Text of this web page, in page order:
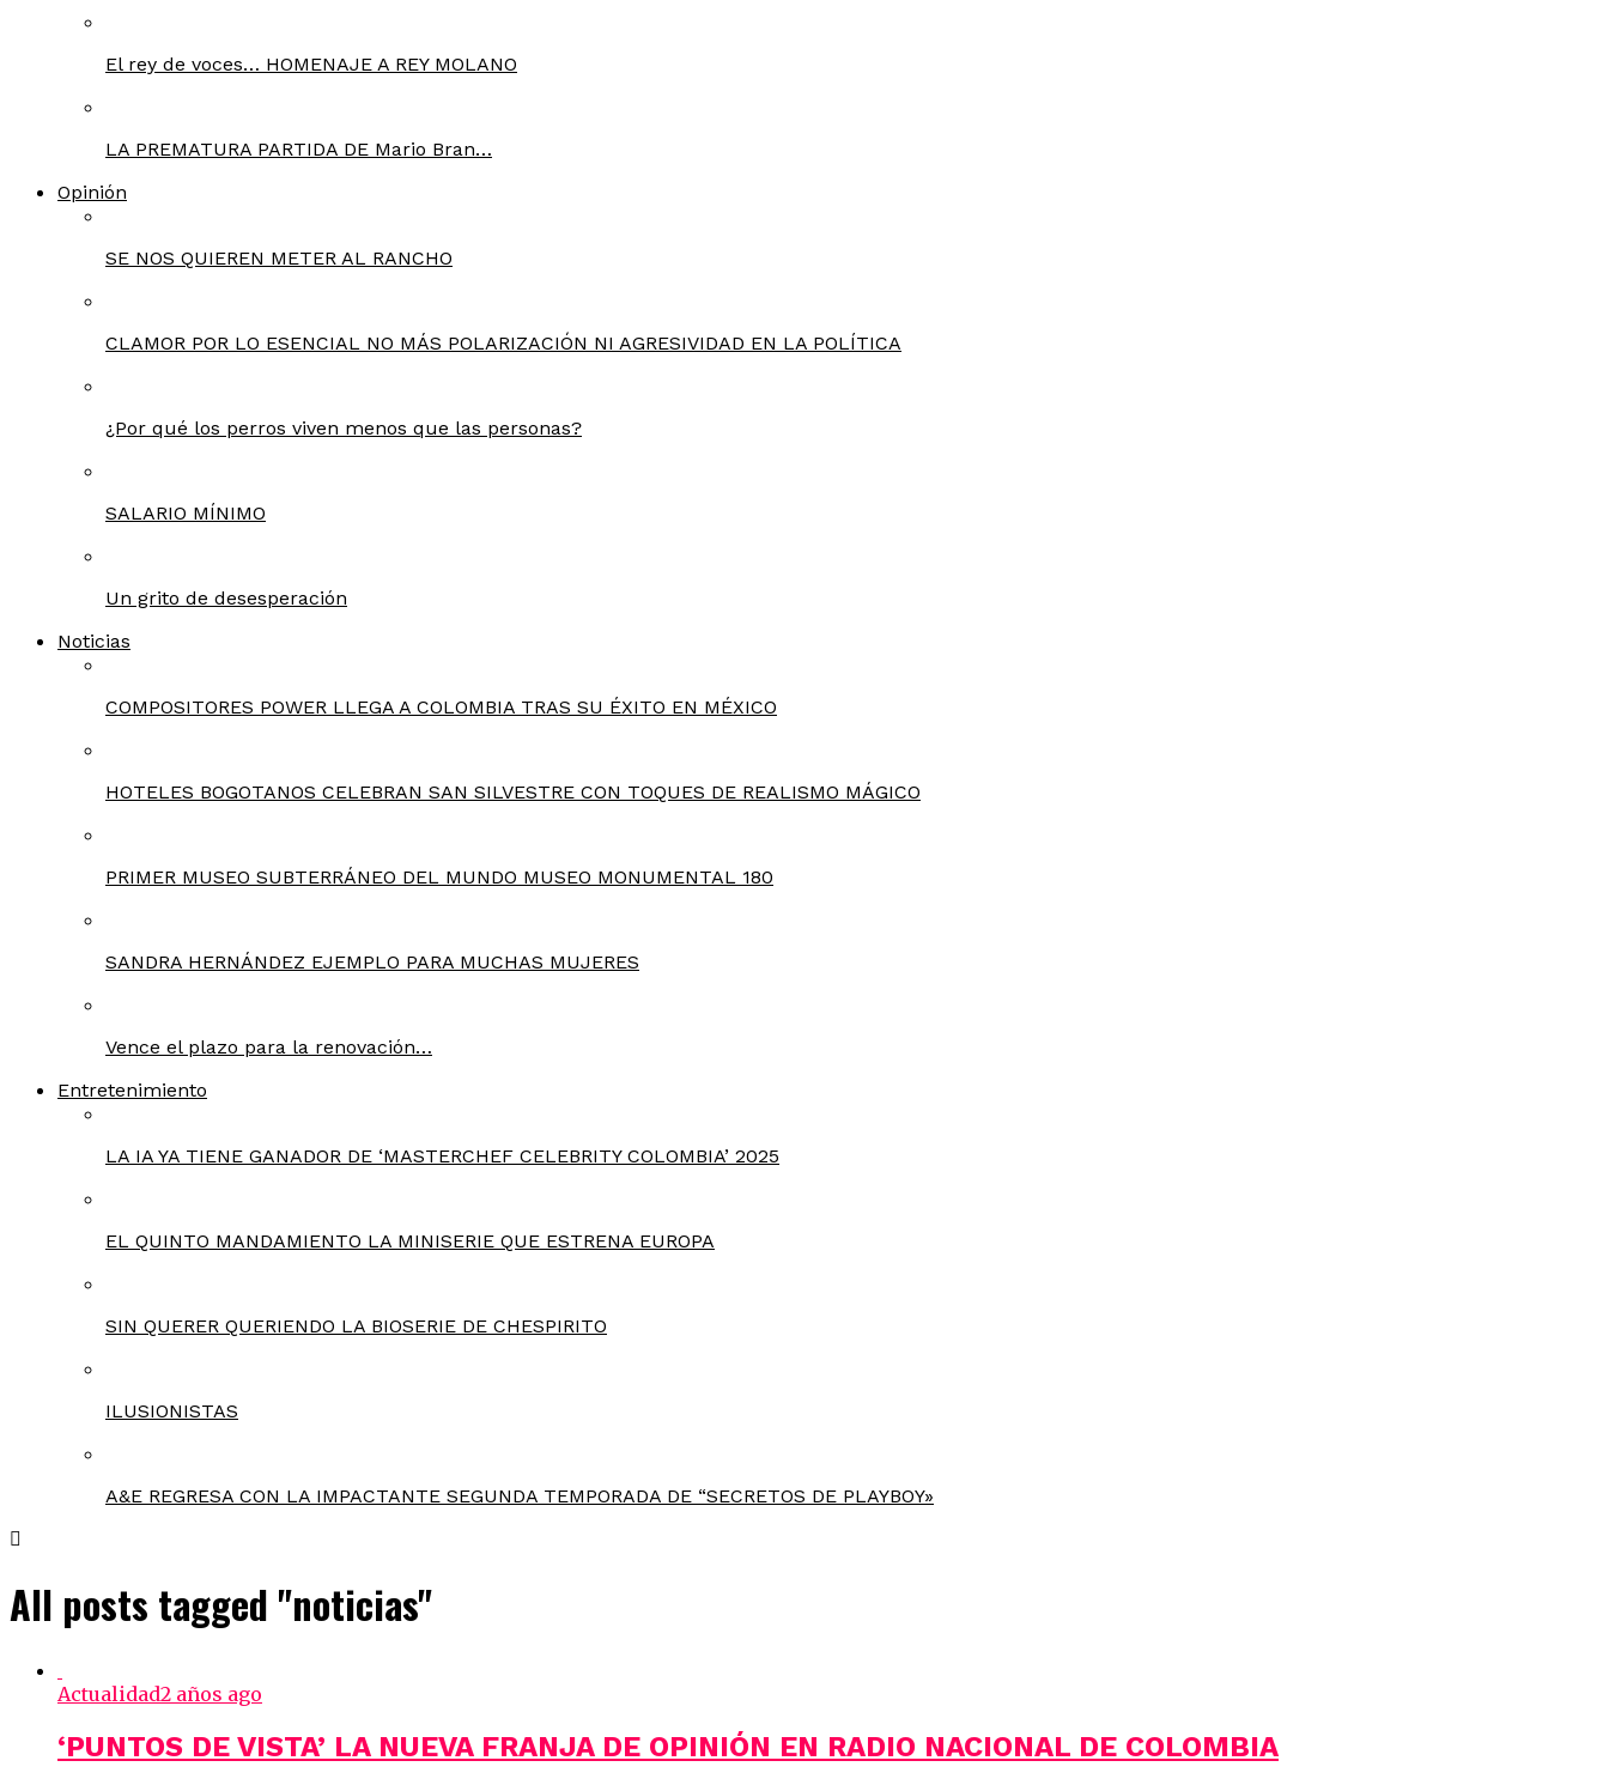
El rey de voces… HOMENAJE A REY MOLANO
LA PREMATURA PARTIDA DE Mario Bran…
Opinión
SE NOS QUIEREN METER AL RANCHO
CLAMOR POR LO ESENCIAL NO MÁS POLARIZACIÓN NI AGRESIVIDAD EN LA POLÍTICA
¿Por qué los perros viven menos que las personas?
SALARIO MÍNIMO
Un grito de desesperación
Noticias
COMPOSITORES POWER LLEGA A COLOMBIA TRAS SU ÉXITO EN MÉXICO
HOTELES BOGOTANOS CELEBRAN SAN SILVESTRE CON TOQUES DE REALISMO MÁGICO
PRIMER MUSEO SUBTERRÁNEO DEL MUNDO MUSEO MONUMENTAL 180
SANDRA HERNÁNDEZ EJEMPLO PARA MUCHAS MUJERES
Vence el plazo para la renovación…
Entretenimiento
LA IA YA TIENE GANADOR DE ‘MASTERCHEF CELEBRITY COLOMBIA’ 2025
EL QUINTO MANDAMIENTO LA MINISERIE QUE ESTRENA EUROPA
SIN QUERER QUERIENDO LA BIOSERIE DE CHESPIRITO
ILUSIONISTAS
A&E REGRESA CON LA IMPACTANTE SEGUNDA TEMPORADA DE “SECRETOS DE PLAYBOY»
All posts tagged "noticias"
Actualidad2 años ago
‘PUNTOS DE VISTA’ LA NUEVA FRANJA DE OPINIÓN EN RADIO NACIONAL DE COLOMBIA